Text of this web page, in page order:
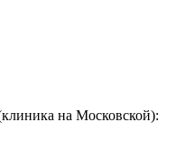
на Московской):